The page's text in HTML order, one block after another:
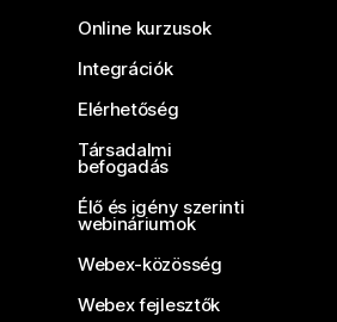
Online kurzusok
Integrációk
Elérhetőség
Társadalmi
befogadás
Élő és igény szerinti
webináriumok
Webex-közösség
Webex fejlesztők